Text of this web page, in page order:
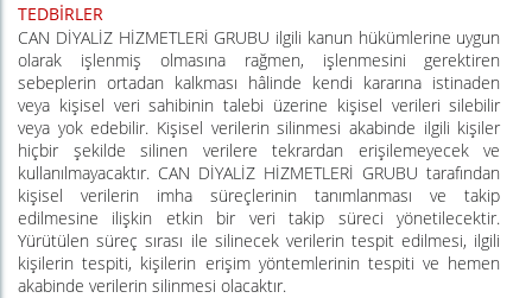
TEDBİRLER
CAN DİYALİZ HİZMETLERİ GRUBU ilgili kanun hükümlerine uygun
olarak işlenmiş olmasına rağmen, işlenmesini gerektiren
sebeplerin ortadan kalkması hâlinde kendi kararına istinaden
veya kişisel veri sahibinin talebi üzerine kişisel verileri silebilir
veya yok edebilir. Kişisel verilerin silinmesi akabinde ilgili kişiler
hiçbir şekilde silinen verilere tekrardan erişilemeyecek ve
kullanılmayacaktır. CAN DİYALİZ HİZMETLERİ GRUBU tarafından
kişisel verilerin imha süreçlerinin tanımlanması ve takip
edilmesine ilişkin etkin bir veri takip süreci yönetilecektir.
Yürütülen süreç sırası ile silinecek verilerin tespit edilmesi, ilgili
kişilerin tespiti, kişilerin erişim yöntemlerinin tespiti ve hemen
akabinde verilerin silinmesi olacaktır.